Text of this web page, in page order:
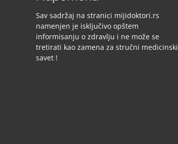
Sav sadržaj na stranici mijidoktori.rs
namenjen je isključivo opštem
informisanju o zdravlju i ne može se
tretirati kao zamena za stručni medicinski
savet !